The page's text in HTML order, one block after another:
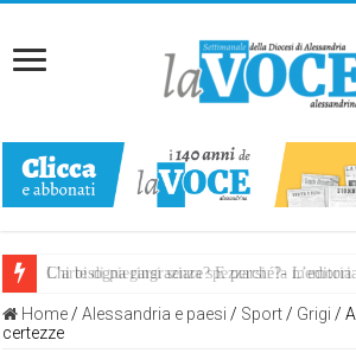
Chi bisogna ringraziare? E perché?-
L’arte di piegarsi senza spezzarsi: la
Home / Alessandria e paesi / Sport / Grigi /
certezze